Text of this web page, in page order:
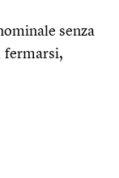
senza
fermarsi,